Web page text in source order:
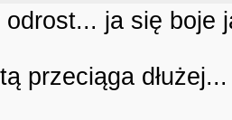
ja się boje
przeciąga